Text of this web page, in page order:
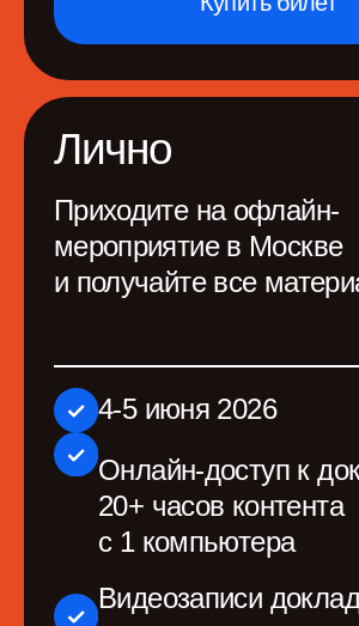
на PeopleSense'26, 4-5
Билет «Лично»
10−11 сентября 2026
Онлайн-доступ к докладам
20+ часов контента
Видеозаписи докладов
и мастер-классов
Онлайн- и офлайн-
пространство для общения
с участниками и спикерами
Пакет участника